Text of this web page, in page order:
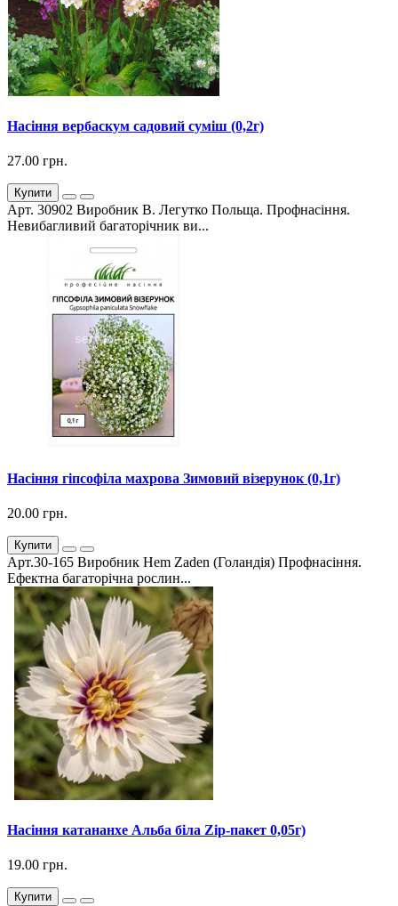
Насіння вербаскум садовий суміш (0,2г)
27.00 грн.
Купити
Арт. 30902 Виробник В. Легутко Польща. Профнасіння.
Невибагливий багаторічник ви...
Насіння гіпсофіла махрова Зимовий візерунок (0,1г)
20.00 грн.
Купити
Арт.30-165 Виробник Hem Zaden (Голандія) Профнасіння.
Ефектна багаторічна рослин...
Насіння катананхе Альба біла Zip-пакет 0,05г)
19.00 грн.
Купити